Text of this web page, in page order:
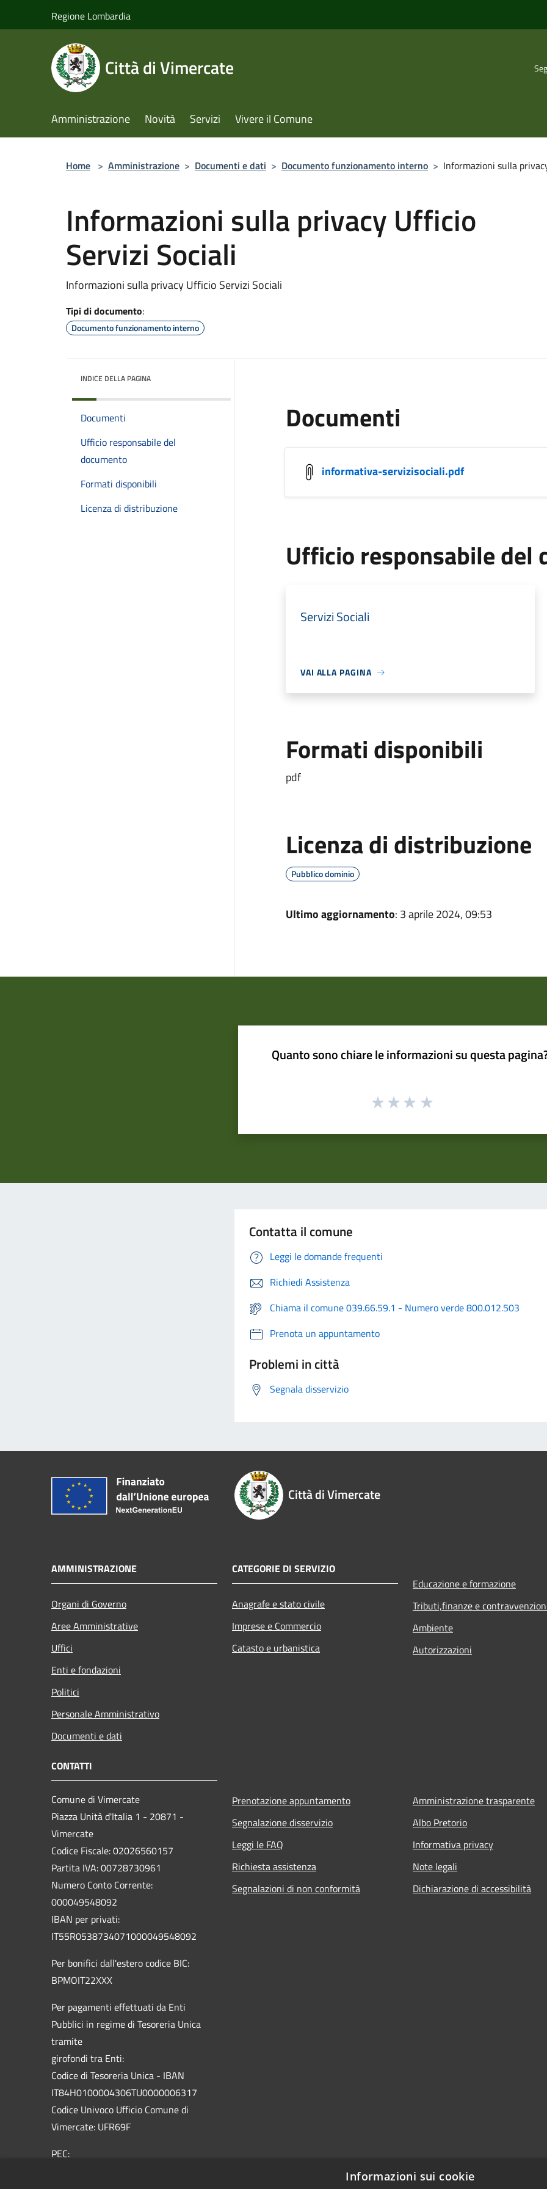
Regione Lombardia
Città di Vimercate
Amministrazione Novità Servizi Vivere il Comune
Home > Amministrazione > Documenti e dati > Documento funzionamento interno > Informazioni sulla
Informazioni sulla privacy Ufficio
Servizi Sociali
Informazioni sulla privacy Ufficio Servizi Sociali
Tipi di documento:
Documento funzionamento interno
INDICE DELLA PAGINA
Documenti
Ufficio responsabile del
documento
Formati disponibili
Licenza di distribuzione
Documenti
informativa-servizisociali.pdf
Ufficio responsabile del
Servizi Sociali
VAI ALLA PAGINA
Formati disponibili
pdf
Licenza di distribuzione
Pubblico dominio
Ultimo aggiornamento: 3 aprile 2024, 09:53
Quanto sono chiare le informazioni su questa
Contatta il comune
Leggi le domande frequenti
Richiedi Assistenza
Chiama il comune 039.66.59.1 - Numero verde 800.012.503
Prenota un appuntamento
Problemi in città
Segnala disservizio
Città di Vimercate
AMMINISTRAZIONE
Organi di Governo
Aree Amministrative
Uffici
Enti e fondazioni
Politici
Personale Amministrativo
Documenti e dati
CATEGORIE DI SERVIZIO
Anagrafe e stato civile
Imprese e Commercio
Catasto e urbanistica
Educazione e formazione
Tributi,finanze e
Ambiente
Autorizzazioni
CONTATTI
Comune di Vimercate
Piazza Unità d'Italia 1 - 20871 -
Vimercate
Codice Fiscale: 02026560157
Partita IVA: 00728730961
Numero Conto Corrente:
000049548092
IBAN per privati:
IT55R0538734071000049548092
Per bonifici dall'estero codice BIC:
BPMOIT22XXX
Per pagamenti effettuati da Enti
Pubblici in regime di Tesoreria Unica
tramite
girofondi tra Enti:
Codice di Tesoreria Unica - IBAN
IT84H0100004306TU0000006317
Codice Univoco Ufficio Comune di
Vimercate: UFR69F
PEC:
Prenotazione appuntamento
Segnalazione disservizio
Leggi le FAQ
Richiesta assistenza
Segnalazioni di non conformità
Amministrazione trasparente
Albo Pretorio
Informativa privacy
Note legali
Dichiarazione di accessibilità
Informazioni sui cookie